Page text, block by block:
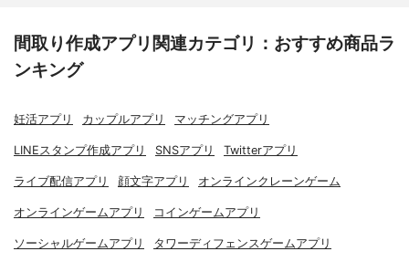
間取り作成アプリ関連カテゴリ：おすすめ商品ラ
ンキング
妊活アプリ カップルアプリ マッチングアプリ
LINEスタンプ作成アプリ SNSアプリ Twitterアプリ
ライブ配信アプリ 顔文字アプリ オンラインクレーンゲーム
オンラインゲームアプリ コインゲームアプリ
ソーシャルゲームアプリ タワーディフェンスゲームアプリ